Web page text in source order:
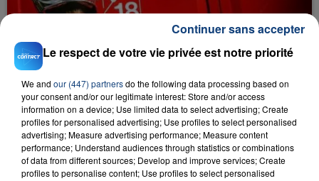
23 juillet 2026
INCENDIE MORTEL À LENS : UNE FEMME ET
SON BÉBÉ ENTRE LA VIE ET LA...
Un homme s'est immolé par le feu après avoir
aspergé sa compagne et leur bébé de trois mois
d'un liquide inflammable.
Le respect de votre vie privée est notre priorité
We and our (447) partnersdo the following data processing based on
your consent and/or our legitimate interest: Store and/or access
information on a device; Use limited data to select advertising; Create
profiles for personalised advertising; Use profiles to select personalised
advertising; Measure advertising performance; Measure content
performance; Understand audiences through statistics or combinations
of data from different sources; Develop and improve services; Create
profiles to personalise content; Use profiles to select personalised
Continuer sans accepter